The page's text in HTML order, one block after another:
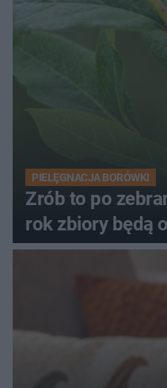
PIELĘGNACJA BORÓWKI
Zrób to po
rok zbiory będą